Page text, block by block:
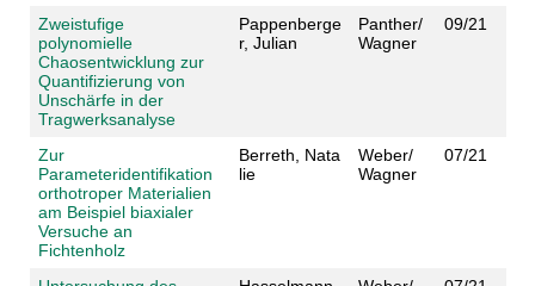
Zweistufige
polynomielle
Chaosentwicklung zur
Quantifizierung von
Unschärfe in der
Tragwerksanalyse
Pappenberge
r, Julian
Panther/
Wagner
09/21
Zur
Parameteridentifikation
orthotroper Materialien
am Beispiel biaxialer
Versuche an
Fichtenholz
Berreth, Nata
lie
Weber/
Wagner
07/21